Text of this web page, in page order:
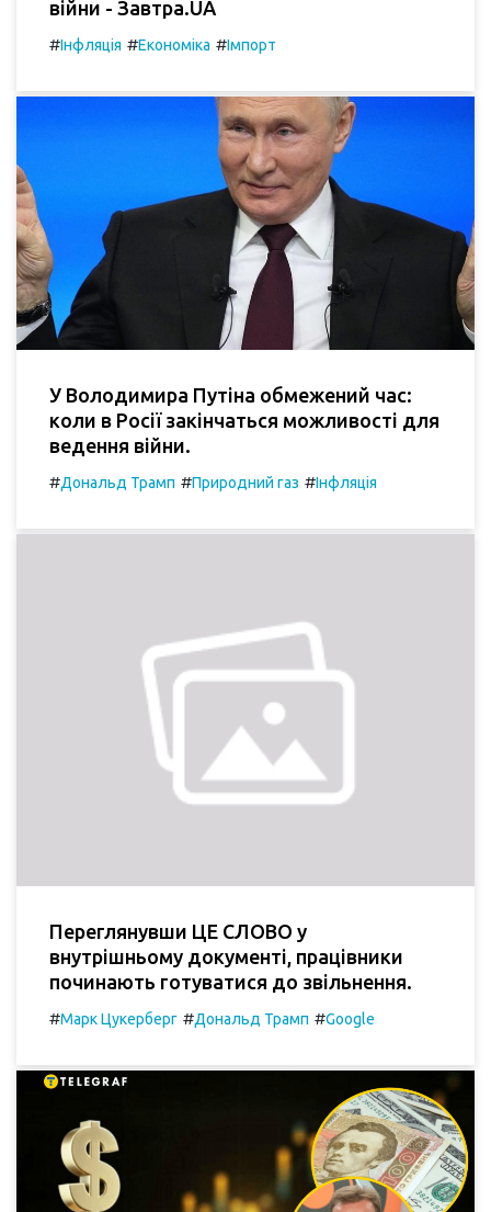
війни - Завтра.UA
#Інфляція #Економіка #Імпорт
У Володимира Путіна обмежений час:
коли в Росії закінчаться можливості для
ведення війни.
#Дональд Трамп #Природний газ #Інфляція
Переглянувши ЦЕ СЛОВО у
внутрішньому документі, працівники
починають готуватися до звільнення.
#Марк Цукерберг #Дональд Трамп #Google